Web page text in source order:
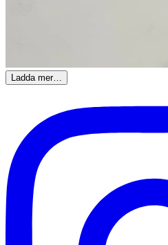
Ladda mer…